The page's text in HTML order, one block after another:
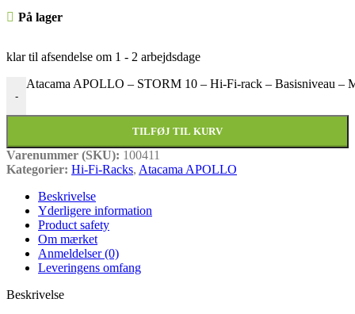
På lager
klar til afsendelse om 1 - 2 arbejdsdage
-
Atacama APOLLO – STORM 10 – Hi-Fi-rack – Basisniveau –
TILFØJ TIL KURV
Varenummer (SKU): 100411
Kategorier: Hi-Fi-Racks, Atacama APOLLO
Beskrivelse
Yderligere information
Product safety
Om mærket
Anmeldelser (0)
Leveringens omfang
Beskrivelse